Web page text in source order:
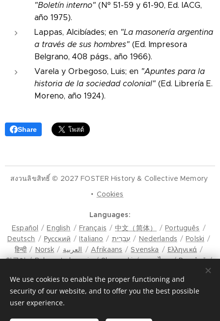
"Boletín interno" (Nº 51-59 y 61-90, Ed. IACG,
año 1975).
Lappas, Alcibíades; en "La masonería argentina
a través de sus hombres" (Ed. Impresora
Belgrano, 408 págs., año 1966).
Varela y Orbegoso, Luis; en "Apuntes para la
historia de la sociedad colonial" (Ed. Librería E.
Moreno, año 1924).
Share
สงวนลิขสิทธิ์ © 2027 FOSTER History & Collective Memory
Cookies
Languages
Español
English Français 中文（简体）
Português
Deutsch
Русский Italiano עִבְרִית Nederlands
Polski
हिन्दी
Norsk العربية Afrikaans Svenska
Ελληνικά
한국어
Bahasa Indonesia Slovenski ภาษาไทย
Română
Latviešu Valoda
Türkçe Tiếng Việt 日本語
Srpski
Eesti keel
Magyar മലയാളം فارسی
Bosanski
Lietuvių kalba
We use cookies to enable the proper functioning and
security of our website, and to offer you the best possible
user experience.